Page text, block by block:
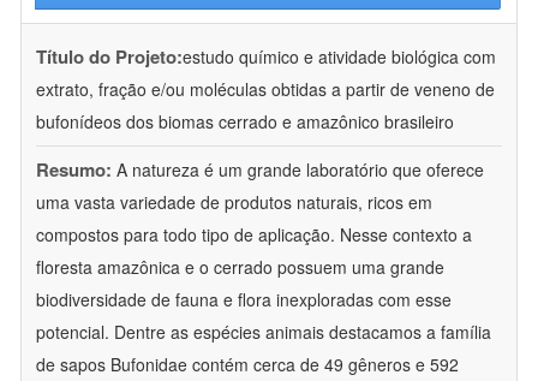
Título do Projeto:estudo químico e atividade biológica com
extrato, fração e/ou moléculas obtidas a partir de veneno de
bufonídeos dos biomas cerrado e amazônico brasileiro
Resumo: A natureza é um grande laboratório que oferece
uma vasta variedade de produtos naturais, ricos em
compostos para todo tipo de aplicação. Nesse contexto a
floresta amazônica e o cerrado possuem uma grande
biodiversidade de fauna e flora inexploradas com esse
potencial. Dentre as espécies animais destacamos a família
de sapos Bufonidae contém cerca de 49 gêneros e 592